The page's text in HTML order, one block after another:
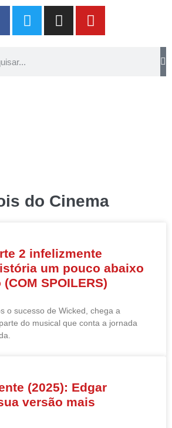
do Cinema
2 infelizmente
um pouco abaixo
SPOILERS)
o sucesso de Wicked, chega a
do musical que conta a jornada
(2025): Edgar
versão mais